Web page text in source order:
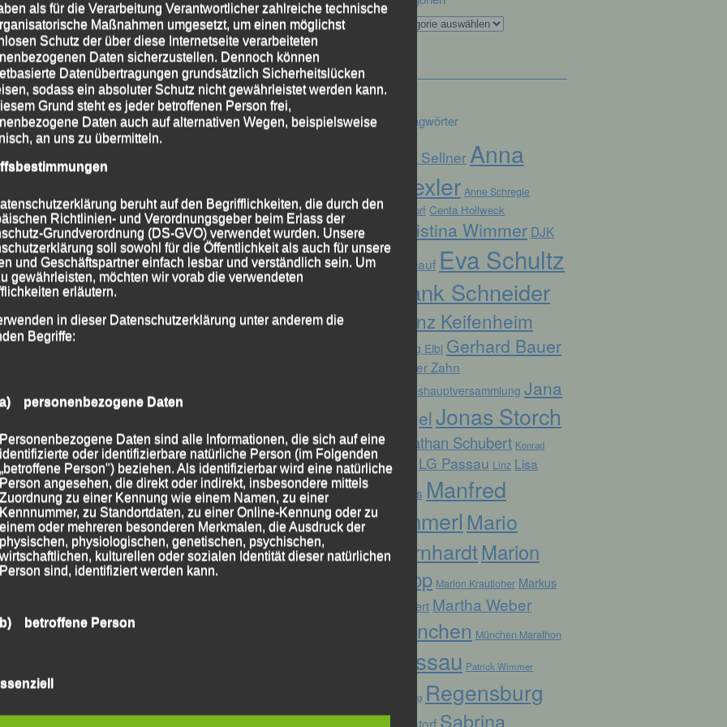
Biersack (li.) und Tobias Kapfer über 5000 m am
|Markiert mit
Kaitersberg-Trail – Bad Kötzting, 11.05.2024
Kategorien
Schlagwörter
Alex Sellner Anna
Drexler Anne Schregle
Arnstorf Centa Hollweck
Christina Wimmer DJK
Domlauf Eva Schultz
Frank Schneider
Franz Keifenheim
Georg Eibl Gerhard Bauer
Günter Zahn
Jahreshauptversammlung Jana
Vogel Jonas Storch
Jonathan Schubert Konrad
Kufner
LG Passau Linz Lisa
Fuchs Manfred
Ammerl Mario
BernhardtMarion
Kopp Marion Krautloher Markus
Weinert Martha Weber
München München Marathon
Passau Patrick Wimmer
Pocking Regensburg
Ruhstorf Sabrina
als für die Verarbeitung Verantwortlicher zahlreiche technische
Maßnahmen umgesetzt, um einen möglichst
Schutz der über diese Internetseite verarbeiteten
Daten sicherzustellen. Dennoch können
Datenübertragungen grundsätzlich Sicherheitslücken
sodass ein absoluter Schutz nicht gewährleistet werden kann.
Grund steht es jeder betroffenen Person frei,
Daten auch auf alternativen Wegen, beispielsweise
an uns zu übermitteln.
beruht auf den Begrifflichkeiten, die durch den
Richtlinien- und Verordnungsgeber beim Erlass der
Grundverordnung (DS-GVO) verwendet wurden. Unsere
soll sowohl für die Öffentlichkeit als auch für unsere
und Geschäftspartner einfach lesbar und verständlich sein. Um
gewährleisten, möchten wir vorab die verwendeten
erläutern.
in dieser Datenschutzerklärung unter anderem die
Begriffe:
a) personenbezogene Daten
Personenbezogene Daten sind alle Informationen, die sich auf eine
identifizierte oder identifizierbare natürliche Person (im Folgenden
„betroffene Person") beziehen. Als identifizierbar wird eine natürliche
Person angesehen, die direkt oder indirekt, insbesondere mittels
Zuordnung zu einer Kennung wie einem Namen, zu einer
Kennnummer, zu Standortdaten, zu einer Online-Kennung oder zu
einem oder mehreren besonderen Merkmalen, die Ausdruck der
physischen, physiologischen, genetischen, psychischen,
wirtschaftlichen, kulturellen oder sozialen Identität dieser natürlichen
Person sind, identifiziert werden kann.
b) betroffene Person
Verarbeitung Verantwortlichen verarbeitet werden.